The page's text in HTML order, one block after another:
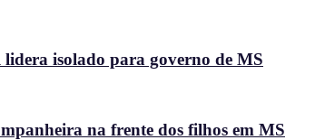
isolado para governo de MS
na frente dos filhos em MS